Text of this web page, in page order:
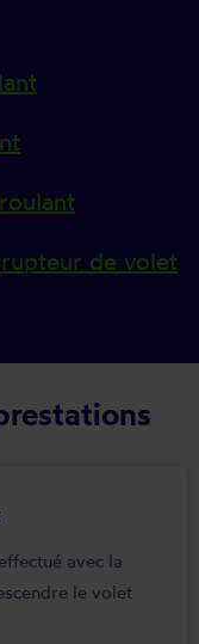
de volet
avec la
le volet